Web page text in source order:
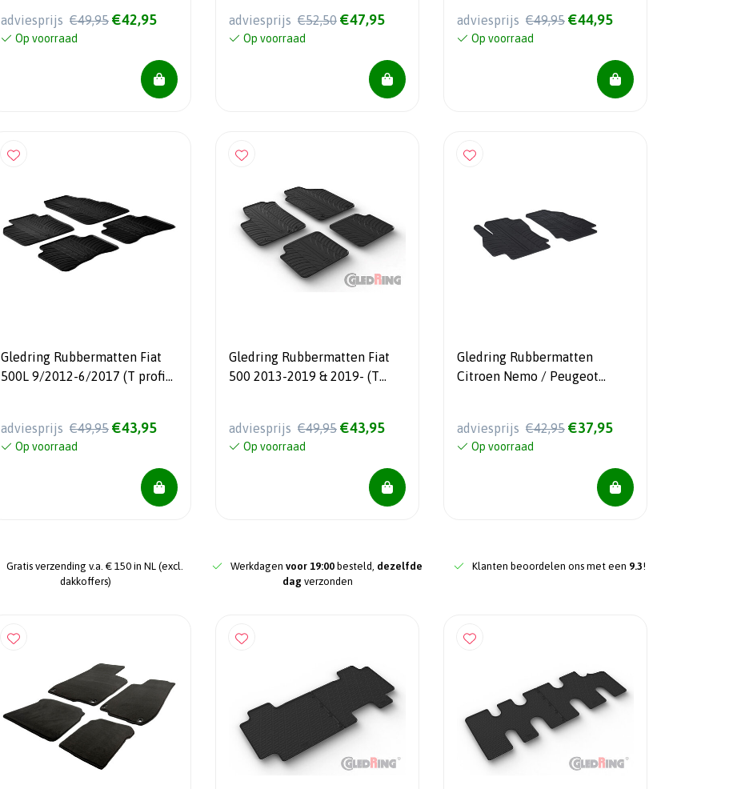
profiel 3-delig +
montageclips)
adviesprijs €49,95 €42,95
Op voorraad
Scudo 2022- (alleen voor)
(stoel/bank + ovale clips)
adviesprijs €52,50 €47,95
Op voorraad
2016- (Bus) (1ste zitrij) (G
profiel 3-delig +
adviesprijs €49,95 €44,95
Op voorraad
Gledring Rubbermatten Fiat
500L 9/2012-6/2017 (T profiel
adviesprijs €49,95 €43,95
Op voorraad
Gledring Rubbermatten Fiat
500 2013-2019 & 2019- (T
adviesprijs €49,95 €43,95
Op voorraad
Gledring Rubbermatten
Citroen Nemo / Peugeot
adviesprijs €42,95 €37,95
Op voorraad
Gratis verzending v.a. € 150 in NL (excl.
dakkoffers)
Werkdagen voor 19:00 besteld, dezelfde
dag verzonden
Klanten beoordelen ons met een 9.3!